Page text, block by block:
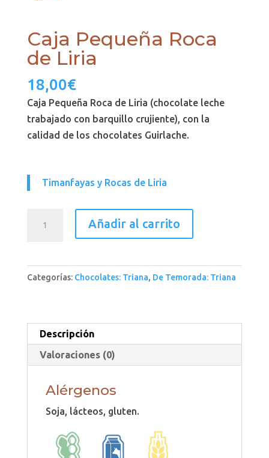
Caja Pequeña Roca
de Liria
18,00€
Caja Pequeña Roca de Liria (chocolate leche
trabajado con barquillo crujiente), con la
calidad de los chocolates Guirlache.
Timanfayas y Rocas de Liria
de
Liria
Añadir al carrito
Categorías: Chocolates: Triana, De Temorada: Triana
Descripción
Valoraciones (0)
Alérgenos
Soja, lácteos, gluten.